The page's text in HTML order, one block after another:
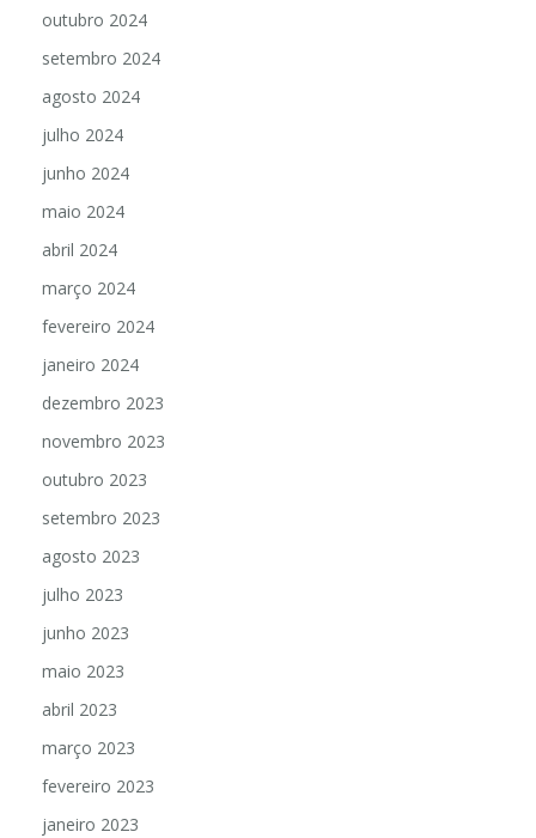
outubro 2024
setembro 2024
agosto 2024
julho 2024
junho 2024
maio 2024
abril 2024
março 2024
fevereiro 2024
janeiro 2024
dezembro 2023
novembro 2023
outubro 2023
setembro 2023
agosto 2023
julho 2023
junho 2023
maio 2023
abril 2023
março 2023
fevereiro 2023
janeiro 2023